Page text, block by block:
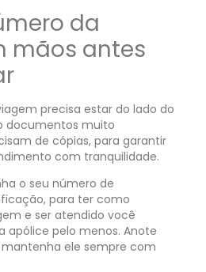
da
mãos antes
precisa estar do lado do
documentos muito
de cópias, para garantir
com tranquilidade.
o seu número de
para ter como
e ser atendido você
apólice pelo menos. Anote
ele sempre com